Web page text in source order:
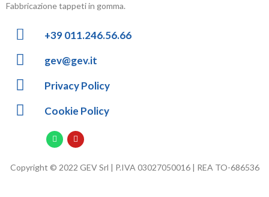
Fabbricazione tappeti in gomma.
+39 011.246.56.66
gev@gev.it
Privacy Policy
Cookie Policy
Copyright © 2022 GEV Srl | P.IVA 03027050016 | REA TO-686536